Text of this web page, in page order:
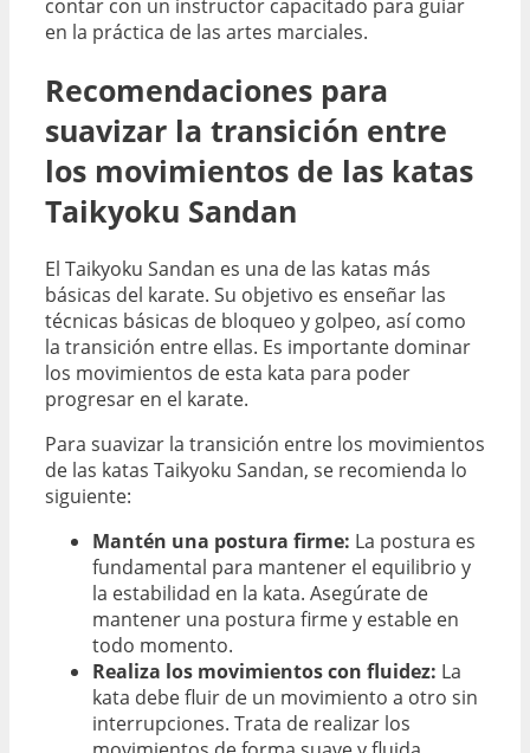
contar con un instructor capacitado para guiar
en la práctica de las artes marciales.
Recomendaciones para
suavizar la transición entre
los movimientos de las katas
Taikyoku Sandan
El Taikyoku Sandan es una de las katas más
básicas del karate. Su objetivo es enseñar las
técnicas básicas de bloqueo y golpeo, así como
la transición entre ellas. Es importante dominar
los movimientos de esta kata para poder
progresar en el karate.
Para suavizar la transición entre los movimientos
de las katas Taikyoku Sandan, se recomienda lo
siguiente:
Mantén una postura firme: La postura es
fundamental para mantener el equilibrio y
la estabilidad en la kata. Asegúrate de
mantener una postura firme y estable en
todo momento.
Realiza los movimientos con fluidez: La
kata debe fluir de un movimiento a otro sin
interrupciones. Trata de realizar los